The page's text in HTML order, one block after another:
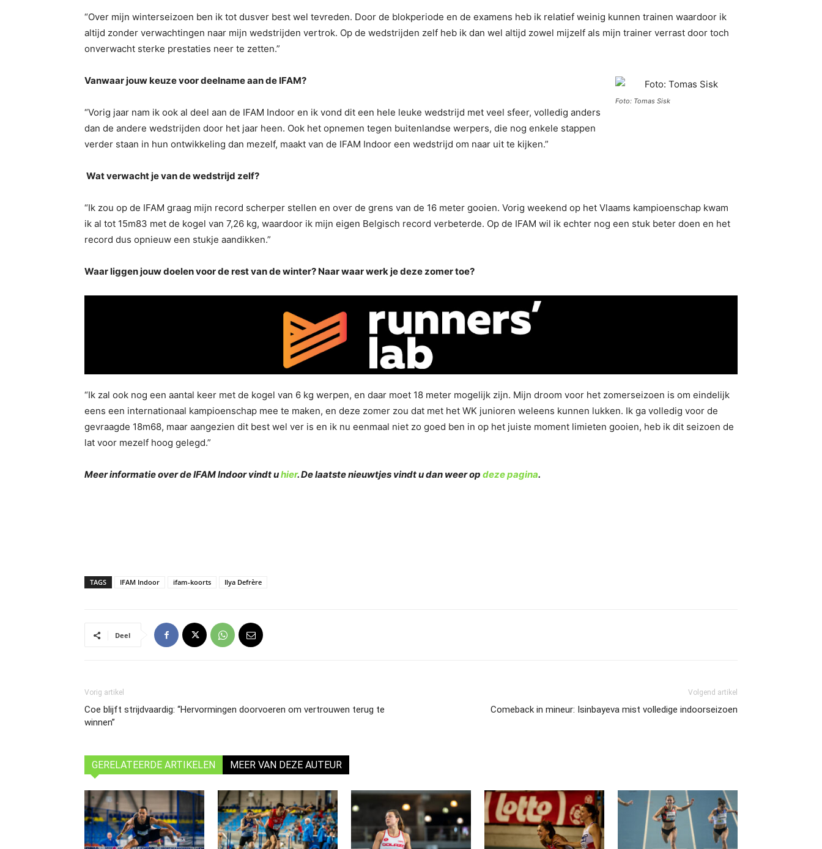
“Over mijn winterseizoen ben ik tot dusver best wel tevreden. Door de blokperiode en de examens heb ik relatief weinig kunnen trainen waardoor ik
altijd zonder verwachtingen naar mijn wedstrijden vertrok. Op de wedstrijden zelf heb ik dan wel altijd zowel mijzelf als mijn trainer verrast door toch
onverwacht sterke prestaties neer te zetten.”
Foto: Tomas Sisk
Vanwaar jouw keuze voor deelname aan de IFAM?
“Vorig jaar nam ik ook al deel aan de IFAM Indoor en ik vond dit een hele leuke wedstrijd met veel sfeer, volledig anders
dan de andere wedstrijden door het jaar heen. Ook het opnemen tegen buitenlandse werpers, die nog enkele stappen
verder staan in hun ontwikkeling dan mezelf, maakt van de IFAM Indoor een wedstrijd om naar uit te kijken.”
Wat verwacht je van de wedstrijd zelf?
“Ik zou op de IFAM graag mijn record scherper stellen en over de grens van de 16 meter gooien. Vorig weekend op het Vlaams kampioenschap kwam
ik al tot 15m83 met de kogel van 7,26 kg, waardoor ik mijn eigen Belgisch record verbeterde. Op de IFAM wil ik echter nog een stuk beter doen en het
record dus opnieuw een stukje aandikken.”
Waar liggen jouw doelen voor de rest van de winter? Naar waar werk je deze zomer toe?
“Ik zal ook nog een aantal keer met de kogel van 6 kg werpen, en daar moet 18 meter mogelijk zijn. Mijn droom voor het zomerseizoen is om eindelijk
eens een internationaal kampioenschap mee te maken, en deze zomer zou dat met het WK junioren weleens kunnen lukken. Ik ga volledig voor de
gevraagde 18m68, maar aangezien dit best wel ver is en ik nu eenmaal niet zo goed ben in op het juiste moment limieten gooien, heb ik dit seizoen de
lat voor mezelf hoog gelegd.”
Meer informatie over de IFAM Indoor vindt uhier. De laatste nieuwtjes vindt u dan weer op deze pagina.
TAGS IFAM Indoor ifam-koorts Ilya Defrère
Deel
Vorig artikel
Coe blijft strijdvaardig: “Hervormingen doorvoeren om vertrouwen terug te
winnen”
Volgend artikel
Comeback in mineur: Isinbayeva mist volledige indoorseizoen
GERELATEERDE ARTIKELEN MEER VAN DEZE AUTEUR